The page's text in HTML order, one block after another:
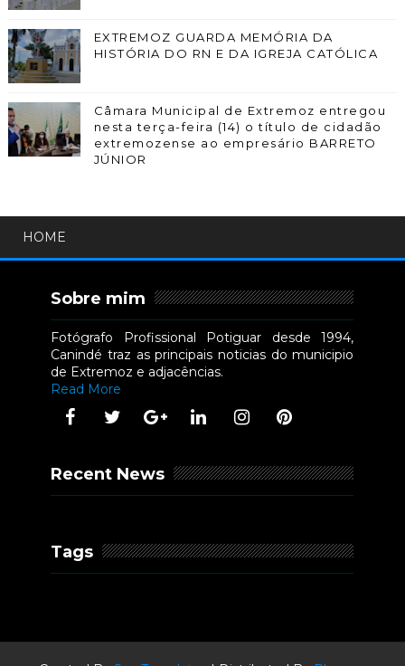
EXTREMOZ GUARDA MEMÓRIA DA
HISTÓRIA DO RN E DA IGREJA CATÓLICA
Câmara Municipal de Extremoz entregou
nesta terça-feira (14) o título de cidadão
extremozense ao empresário BARRETO
JÚNIOR
HOME
Sobre mim
Fotógrafo Profissional Potiguar desde 1994,
Canindé traz as principais noticias do municipio
de Extremoz e adjacências.
Read More
Recent News
Tags